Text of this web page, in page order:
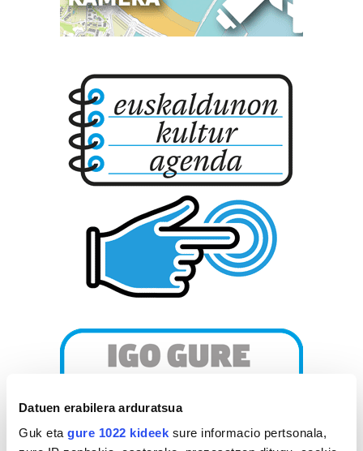
Datuen erabilera arduratsua
Guk eta gure 1022 kideek sure informacio pertsonala,